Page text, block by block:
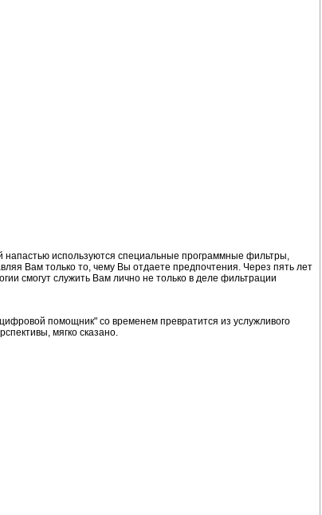
используются специальные программные фильтры,
Вам только то, чему Вы отдаете предпочтения. Через пять лет
смогут служить Вам лично не только в деле фильтрации
помощник" со временем превратится из услужливого
мягко сказано.